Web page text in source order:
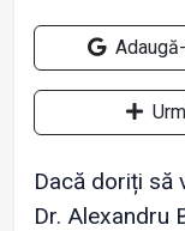
Dacă doriți să
Dr. Alexandru